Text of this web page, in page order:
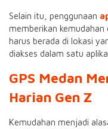
Selain itu, penggunaan
memberikan
harus berada di lokasi
diakses dalam satu
GPS Medan
Harian Gen Z
Kemudahan menjadi